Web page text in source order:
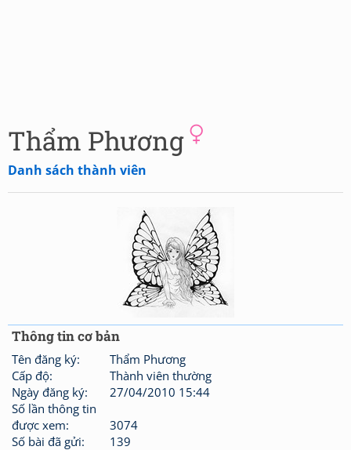
Thẩm Phương
Danh sách thành viên
Thông tin cơ bản
Tên đăng ký:
Thẩm Phương
Cấp độ:
Thành viên thường
Ngày đăng ký:
27/04/2010 15:44
Số lần thông tin
được xem:
3074
Số bài đã gửi:
139